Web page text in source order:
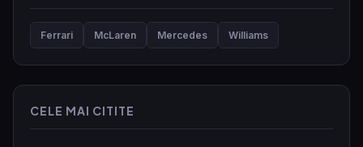
Ferrari McLaren Mercedes Williams
CELE MAI CITITE